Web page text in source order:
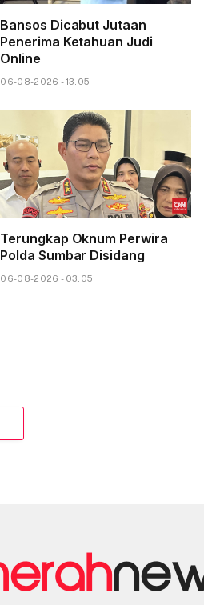
Bansos Dicabut Jutaan
Penerima Ketahuan Judi
Online
06-08-2026 - 13.05
Terungkap Oknum Perwira
Polda Sumbar Disidang
06-08-2026 - 03.05